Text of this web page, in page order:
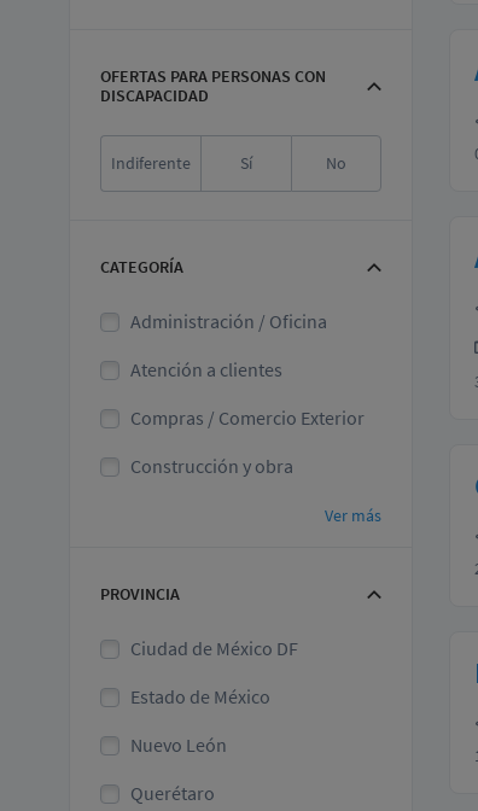
OFERTAS PARA PERSONAS CON
DISCAPACIDAD
Indiferente Sí No
CATEGORÍA
Administración / Oficina
Atención a clientes
Compras / Comercio Exterior
Construcción y obra
Ver más
PROVINCIA
Ciudad de México DF
Estado de México
Nuevo León
Querétaro